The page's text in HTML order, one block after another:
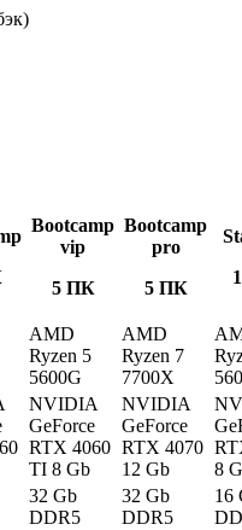
Bootcamp
vip
5 ПК
Bootcamp
pro
5 ПК
AMD
Ryzen 5
5600G
AMD
Ryzen 7
7700X
NVIDIA
GeForce
RTX 4060
TI 8 Gb
NVIDIA
GeForce
RTX 4070
12 Gb
8
32 Gb
DDR5
32 Gb
DDR5
16